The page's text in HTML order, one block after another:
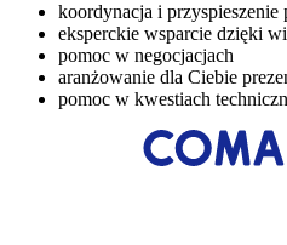
koordynacja i przyspieszenie
eksperckie wsparcie dzięki
pomoc w negocjacjach
aranżowanie dla Ciebie
pomoc w kwestiach